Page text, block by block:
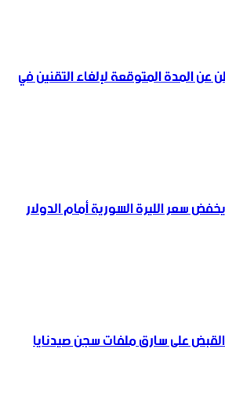
عن المدة المتوقعة لإلغاء التقنين في
سعر الليرة السورية أمام الدولار
على سارق ملفات سجن صيدنايا